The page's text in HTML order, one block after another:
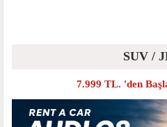
SUV /
7.999 TL. 'den